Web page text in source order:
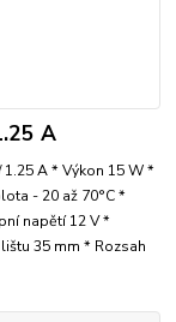
A
A * Výkon 15 W *
- 20 až 70°C *
napětí 12 V *
35 mm * Rozsah